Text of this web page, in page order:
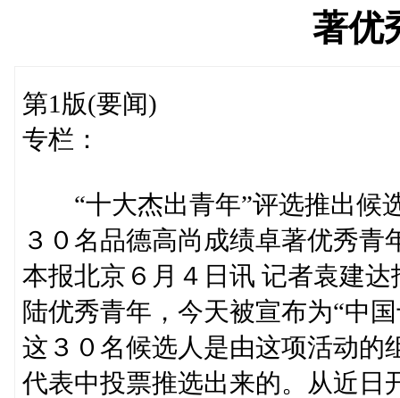
著优
第1版(要闻)
专栏：
“十大杰出青年”评选推出候
３０名品德高尚成绩卓著优秀青
本报北京６月４日讯 记者袁建
陆优秀青年，今天被宣布为“中
这３０名候选人是由这项活动的
代表中投票推选出来的。从近日